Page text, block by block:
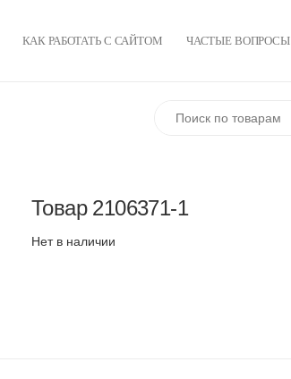
КАК РАБОТАТЬ С САЙТОМ ЧАСТЫЕ ВОПРОСЫ
Товар 2106371-1
Нет в наличии